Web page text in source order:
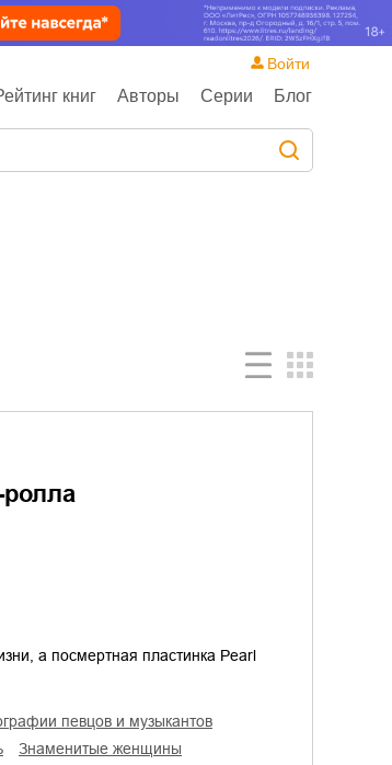
книг Авторы Серии Блог
Войти
а посмертная пластинка Pearl
певцов и музыкантов
знаменитые женщины